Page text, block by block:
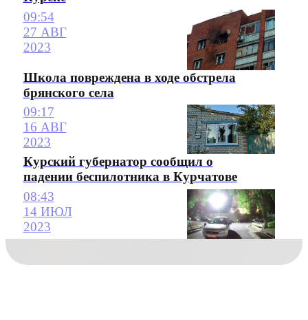
09:54
27 АВГ
2023
Школа повреждена в ходе обстрела
брянского села
09:17
16 АВГ
2023
Курский губернатор сообщил о
падении беспилотника в Курчатове
08:43
14 ИЮЛ
2023